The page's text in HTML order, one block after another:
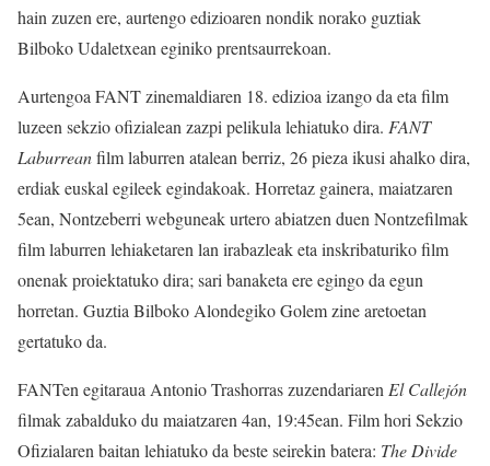
hain zuzen ere, aurtengo edizioaren nondik norako guztiak
Bilboko Udaletxean eginiko prentsaurrekoan.
Aurtengoa FANT zinemaldiaren 18. edizioa izango da eta film
luzeen sekzio ofizialean zazpi pelikula lehiatuko dira. FANT
Laburreanfilm laburren atalean berriz, 26 pieza ikusi ahalko dira,
erdiak euskal egileek egindakoak. Horretaz gainera, maiatzaren
5ean, Nontzeberri webguneak urtero abiatzen duen Nontzefilmak
film laburren lehiaketaren lan irabazleak eta inskribaturiko film
onenak proiektatuko dira; sari banaketa ere egingo da egun
horretan. Guztia Bilboko Alondegiko Golem zine aretoetan
gertatuko da.
FANTen egitaraua Antonio Trashorras zuzendariaren El Callejón
filmak zabalduko du maiatzaren 4an, 19:45ean. Film hori Sekzio
Ofizialaren baitan lehiatuko da beste seirekin batera: The Divide